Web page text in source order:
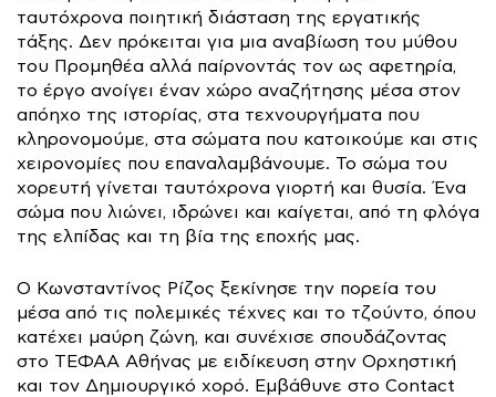
ταυτόχρονα ποιητική διάσταση της εργατικής
τάξης. Δεν πρόκειται για μια αναβίωση του μύθου
του Προμηθέα αλλά παίρνοντάς τον ως αφετηρία,
το έργο ανοίγει έναν χώρο αναζήτησης μέσα στον
απόηχο της ιστορίας, στα τεχνουργήματα που
κληρονομούμε, στα σώματα που κατοικούμε και στις
χειρονομίες που επαναλαμβάνουμε. Το σώμα του
χορευτή γίνεται ταυτόχρονα γιορτή και θυσία. Ένα
σώμα που λιώνει, ιδρώνει και καίγεται, από τη φλόγα
της ελπίδας και τη βία της εποχής μας.
Ο Κωνσταντίνος Ρίζος ξεκίνησε την πορεία του
μέσα από τις πολεμικές τέχνες και το τζούντο, όπου
κατέχει μαύρη ζώνη, και συνέχισε σπουδάζοντας
στο ΤΕΦΑΑ Αθήνας με ειδίκευση στην Ορχηστική
και τον Δημιουργικό χορό. Εμβάθυνε στο Contact